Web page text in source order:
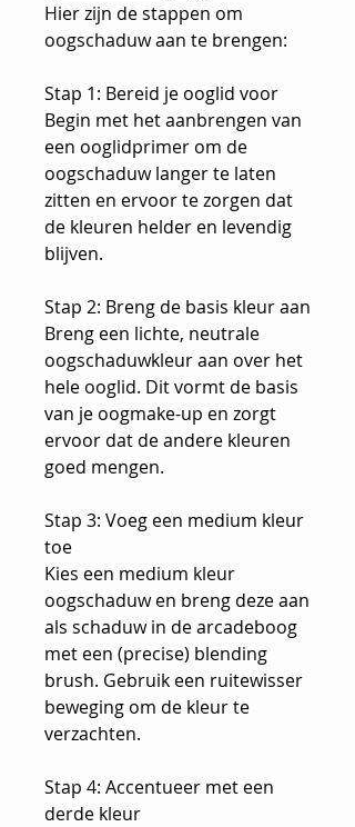
Hier zijn de stappen om
oogschaduw aan te brengen:
Stap 1: Bereid je ooglid voor
Begin met het aanbrengen van
een ooglidprimer om de
oogschaduw langer te laten
zitten en ervoor te zorgen dat
de kleuren helder en levendig
blijven.
Stap 2: Breng de basis kleur aan
Breng een lichte, neutrale
oogschaduwkleur aan over het
hele ooglid. Dit vormt de basis
van je oogmake-up en zorgt
ervoor dat de andere kleuren
goed mengen.
Stap 3: Voeg een medium kleur
toe
Kies een medium kleur
oogschaduw en breng deze aan
als schaduw in de arcadeboog
met een (precise) blending
brush. Gebruik een ruitewisser
beweging om de kleur te
verzachten.
Stap 4: Accentueer met een
derde kleur